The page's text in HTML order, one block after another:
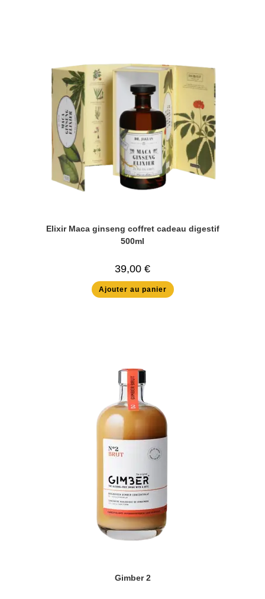
Elixir Maca ginseng coffret cadeau digestif
500ml
39,00 €
Ajouter au panier
Gimber 2